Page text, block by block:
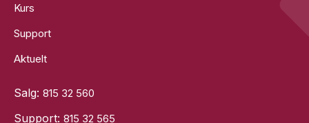
Kurs
Support
Aktuelt
Salg: 815 32 560
Support: 815 32 565